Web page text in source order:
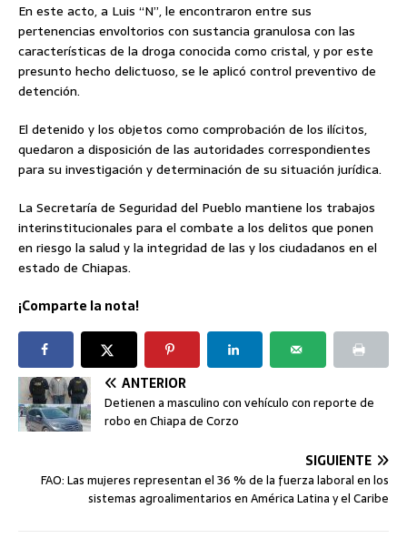
En este acto, a Luis “N”, le encontraron entre sus
pertenencias envoltorios con sustancia granulosa con las
características de la droga conocida como cristal, y por este
presunto hecho delictuoso, se le aplicó control preventivo de
detención.
El detenido y los objetos como comprobación de los ilícitos,
quedaron a disposición de las autoridades correspondientes
para su investigación y determinación de su situación jurídica.
La Secretaría de Seguridad del Pueblo mantiene los trabajos
interinstitucionales para el combate a los delitos que ponen
en riesgo la salud y la integridad de las y los ciudadanos en el
estado de Chiapas.
¡Comparte la nota!
ANTERIOR
Detienen a masculino con vehículo con reporte de
robo en Chiapa de Corzo
SIGUIENTE
FAO: Las mujeres representan el 36 % de la fuerza laboral en los
sistemas agroalimentarios en América Latina y el Caribe